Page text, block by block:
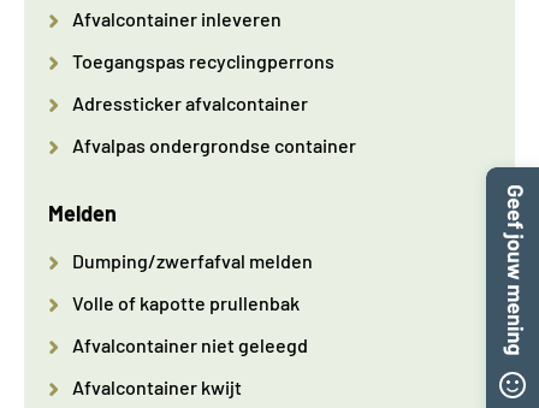
Afvalcontainer inleveren
Toegangspas recyclingperrons
Adressticker afvalcontainer
Afvalpas ondergrondse container
Melden
Dumping/zwerfafval melden
Volle of kapotte prullenbak
Afvalcontainer niet geleegd
Afvalcontainer kwijt